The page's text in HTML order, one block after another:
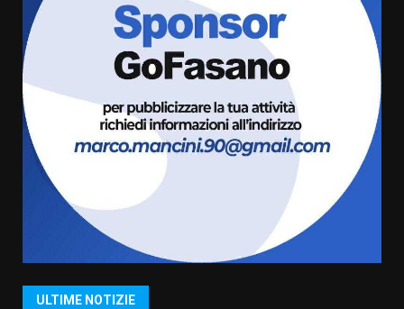
ULTIME NOTIZIE
US Fasano, Scianaro: “Profonda
amarezza per esclusione dal
campionato di calcio”
7 Agosto 2026 06:00
Grande successo per la “Sagra
del Pesce Spada” a Savelletri
9 Agosto 2026 07:32
2
Serie D, l’Us Fasano non molla e
conferma di voler ricorrere per